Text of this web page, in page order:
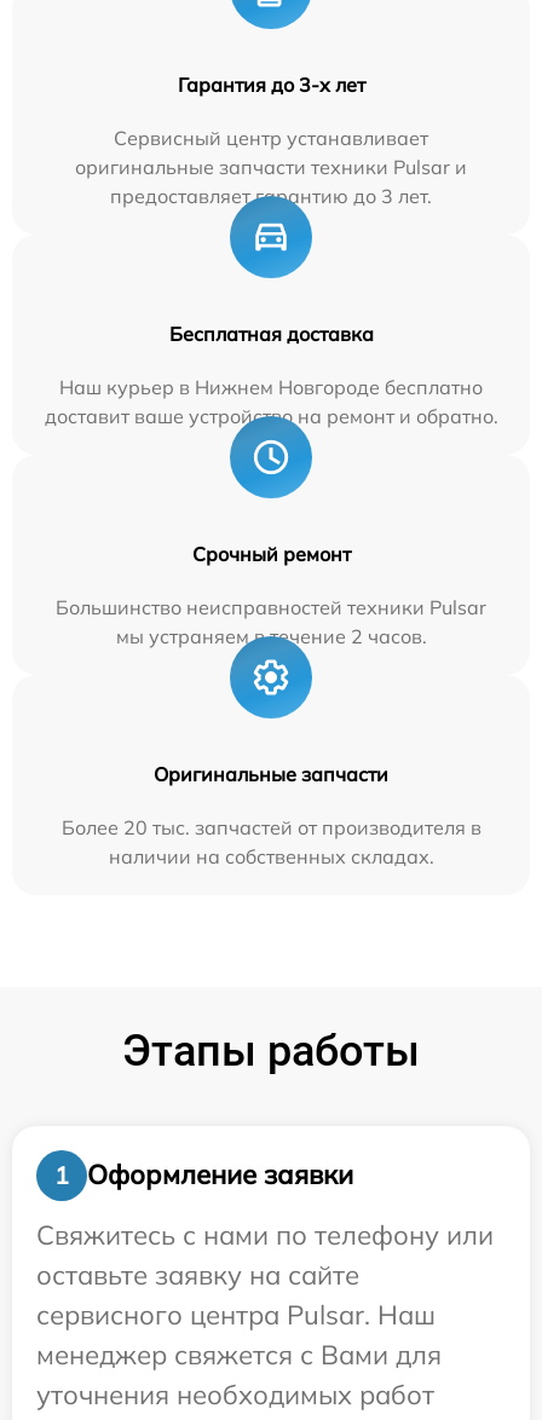
Гарантия до 3-х лет
Сервисный центр устанавливает
оригинальные запчасти техники Pulsar и
предоставляет гарантию до 3 лет.
Бесплатная доставка
Наш курьер в Нижнем Новгороде бесплатно
доставит ваше устройство на ремонт и обратно.
Срочный ремонт
Большинство неисправностей техники Pulsar
мы устраняем в течение 2 часов.
Оригинальные запчасти
Более 20 тыс. запчастей от производителя в
наличии на собственных складах.
Этапы работы
1
Оформление заявки
Свяжитесь с нами по телефону или
оставьте заявку на сайте
сервисного центра Pulsar. Наш
менеджер свяжется с Вами для
уточнения необходимых работ